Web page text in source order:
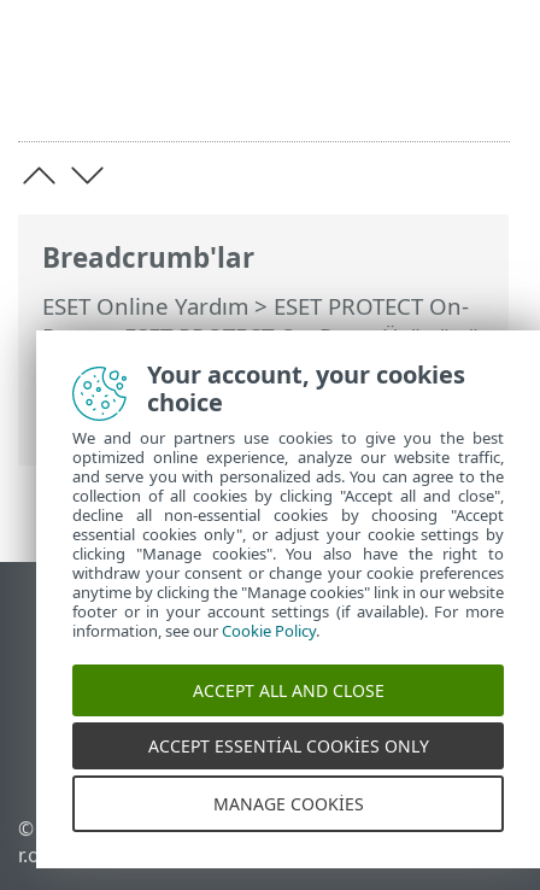
Breadcrumb'lar
ESET Online Yardım > ESET PROTECT On-
Prem>ESET PROTECT On-Prem Ürününü
Kullanma
>ESET PROTECT On-Prem Ana
Menü> Daha Fazla Lisans Yönetimi
Lisans Ekle - Lisans Anahtarı
Masaüstü sitesini görüntüle
End of Life
ESET Bilgi Bankası
ESET Status Portal
Bölgesel destek
© 1992 - 2026 ESET, spol. s
r.o. - Tüm hakları saklıdır.
Çerezleri yönet
Your account, your cookies
choice
We and our partners use cookies to give you the best
optimized online experience, analyze our website traffic,
and serve you with personalized ads. You can agree to the
collection of all cookies by clicking "Accept all and close",
decline all non-essential cookies by choosing "Accept
essential cookies only", or adjust your cookie settings by
clicking "Manage cookies". You also have the right to
withdraw your consent or change your cookie preferences
anytime by clicking the "Manage cookies" link in our website
footer or in your account settings (if available). For more
information, see ourCookie Policy.
ACCEPT ALL AND CLOSE
ACCEPT ESSENTIAL COOKIES ONLY
MANAGE COOKIES